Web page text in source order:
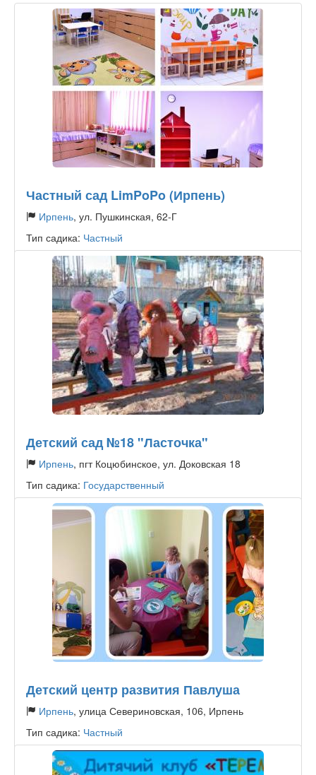
Частный сад LimPoPo (Ирпень)
Ирпень, ул. Пушкинская, 62-Г
Тип садика: Частный
Детский сад №18 "Ласточка"
Ирпень, пгт Коцюбинское, ул. Доковская 18
Тип садика: Государственный
Детский центр развития Павлуша
Ирпень, улица Севериновская, 106, Ирпень
Тип садика: Частный